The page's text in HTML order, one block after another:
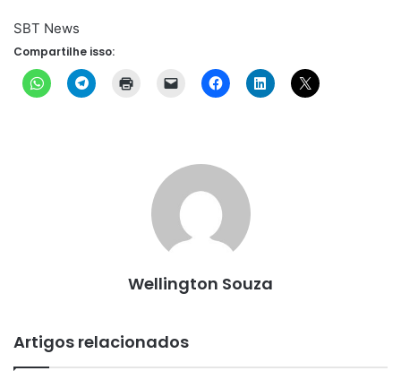
SBT News
Compartilhe isso:
Wellington Souza
Artigos relacionados